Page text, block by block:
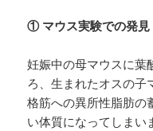
① マウス実験での発見
妊娠中の母マウスに葉
ろ、生まれたオスの子
格筋への異所性脂肪の
い体質になってしまい